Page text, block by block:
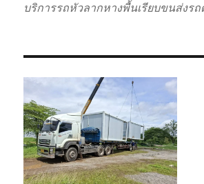
บริการรถหัวลากหางพื้นเรียบขนส่งรถ